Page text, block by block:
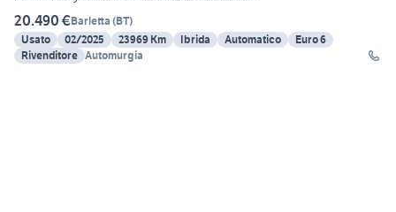
20.490 €Barletta (BT)
Usato
02/2025 23969 Km Ibrida Automatico
Euro 6
Rivenditore Automurgia